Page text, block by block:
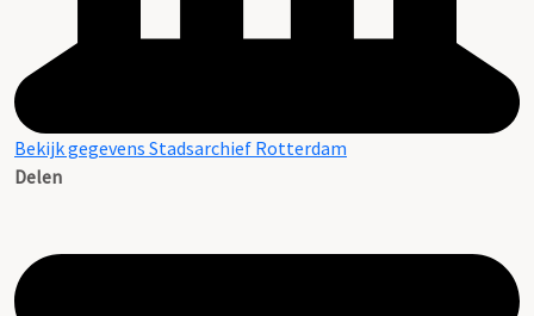
Bekijk gegevens Stadsarchief Rotterdam
Delen